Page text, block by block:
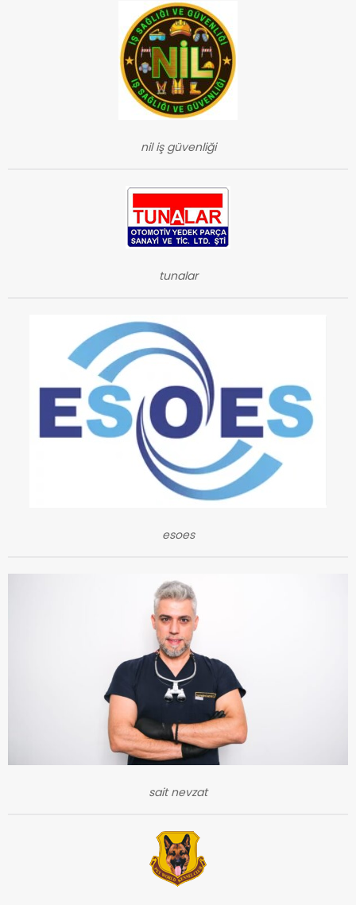
nil iş güvenliği
tunalar
esoes
sait nevzat